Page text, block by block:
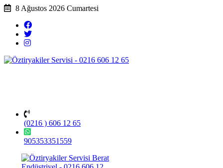
8 Ağustos 2026 Cumartesi
(0216 ) 606 12 65
905353351559